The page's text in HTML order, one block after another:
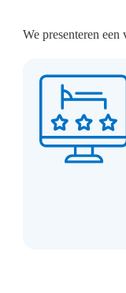
We presenteren